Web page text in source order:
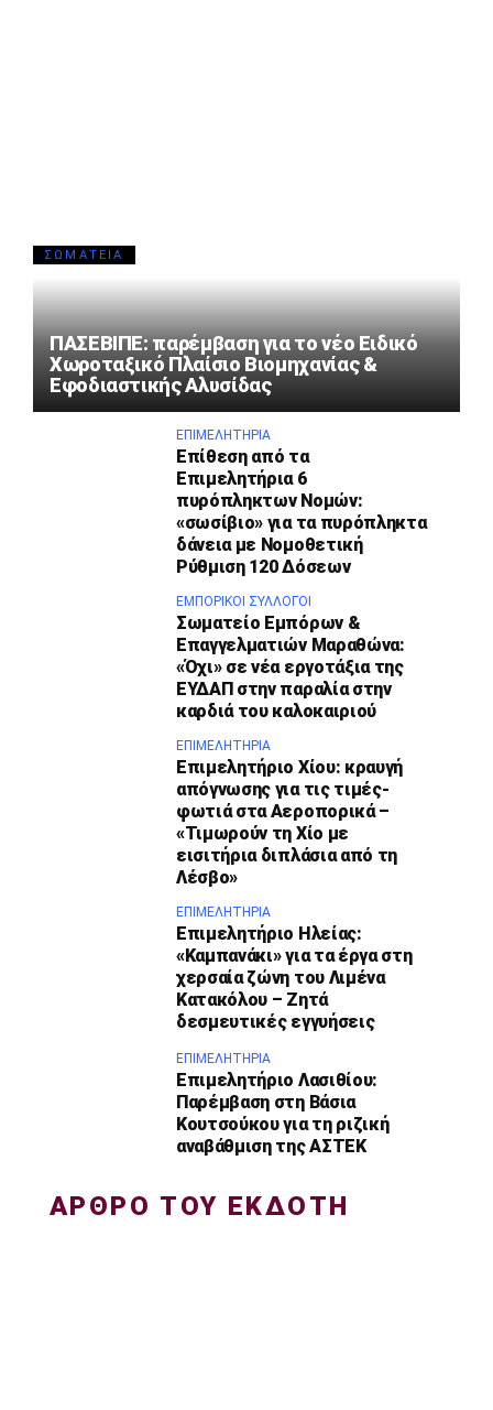
ΣΩΜΑΤΕΊΑ
ΠΑΣΕΒΙΠΕ: παρέμβαση για το νέο Ειδικό
Χωροταξικό Πλαίσιο Βιομηχανίας &
Εφοδιαστικής Αλυσίδας
ΕΠΙΜΕΛΗΤΉΡΙΑ
Επίθεση από τα
Επιμελητήρια 6
πυρόπληκτων Νομών:
«σωσίβιο» για τα πυρόπληκτα
δάνεια με Νομοθετική
Ρύθμιση 120 Δόσεων
ΕΜΠΟΡΙΚΟΊ ΣΎΛΛΟΓΟΙ
Σωματείο Εμπόρων &
Επαγγελματιών Μαραθώνα:
«Όχι» σε νέα εργοτάξια της
ΕΥΔΑΠ στην παραλία στην
καρδιά του καλοκαιριού
ΕΠΙΜΕΛΗΤΉΡΙΑ
Επιμελητήριο Χίου: κραυγή
απόγνωσης για τις τιμές-
φωτιά στα Αεροπορικά –
«Τιμωρούν τη Χίο με
εισιτήρια διπλάσια από τη
Λέσβο»
ΕΠΙΜΕΛΗΤΉΡΙΑ
Επιμελητήριο Ηλείας:
«Καμπανάκι» για τα έργα στη
χερσαία ζώνη του Λιμένα
Κατακόλου – Ζητά
δεσμευτικές εγγυήσεις
ΕΠΙΜΕΛΗΤΉΡΙΑ
Επιμελητήριο Λασιθίου:
Παρέμβαση στη Βάσια
Κουτσούκου για τη ριζική
αναβάθμιση της ΑΣΤΕΚ
ΑΡΘΡΟ ΤΟΥ ΕΚΔΟΤΗ